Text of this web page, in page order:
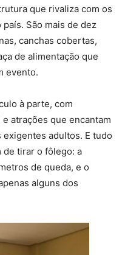
que rivaliza com os
São mais de dez
canchas cobertas,
de alimentação que
evento.
à parte, com
atrações que encantam
adultos. E tudo
de tirar o fôlego: a
de queda, e o
alguns dos